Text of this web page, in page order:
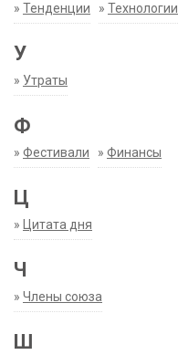
» Тенденции » Технологии
У
» Утраты
Ф
» Фестивали » Финансы
Ц
» Цитата дня
Ч
» Члены союза
Ш